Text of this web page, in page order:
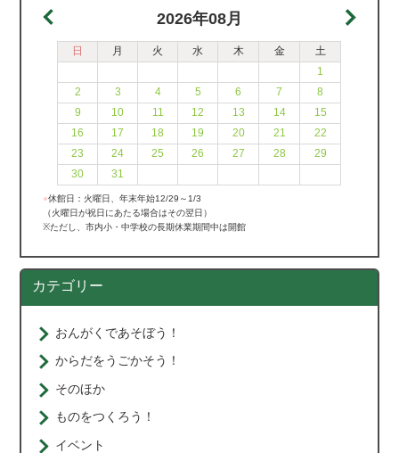
2026年08月
日 月 火 水 木 金
土
1
2
3 4 5 6 7
8
9
10 11 12 13 14
15
16
17 18 19 20 21
22
23
24 25 26 27 28
29
30
31
●休館日：火曜日、年末年始12/29～1/3
（火曜日が祝日にあたる場合はその翌日）
※ただし、市内小・中学校の長期休業期間中は開館
カテゴリー
おんがくであそぼう！
からだをうごかそう！
そのほか
ものをつくろう！
イベント